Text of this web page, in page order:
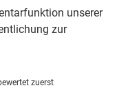
unserer
zur
zuerst